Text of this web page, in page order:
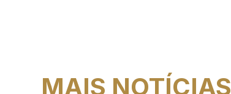
MAIS NOTÍCIAS